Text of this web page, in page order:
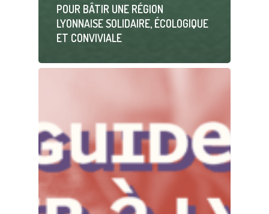
POUR BÂTIR UNE RÉGION
LYONNAISE SOLIDAIRE, ÉCOLOGIQUE
ET CONVIVIALE